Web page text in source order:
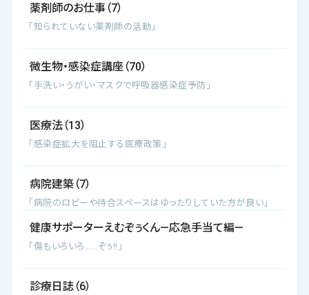
薬剤師のお仕事（7）
「知られていない薬剤師の活動」
微生物・感染症講座（70）
「手洗い・うがい・マスクで呼吸器感染症予防」
医療法（13）
「感染症拡大を阻止する医療政策」
病院建築（7）
「病院のロビーや待合スペースはゆったりしていた方が良い」
健康サポーターえむぞぅくん―応急手当て編―
「傷もいろいろ……ぞぅ!!」
診療日誌（6）